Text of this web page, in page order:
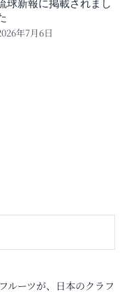
球新報に掲載されまし
年7月6日
ルーツが、日本のクラフ